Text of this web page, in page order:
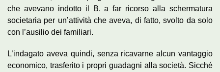
che avevano indotto il B. a far ricorso alla schermatura
societaria per un’attività che aveva, di fatto, svolto da solo
con l’ausilio dei familiari.
L’indagato aveva quindi, senza ricavarne alcun vantaggio
economico, trasferito i propri guadagni alla società. Sicché